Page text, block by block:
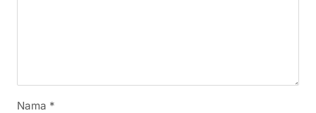
Nama *